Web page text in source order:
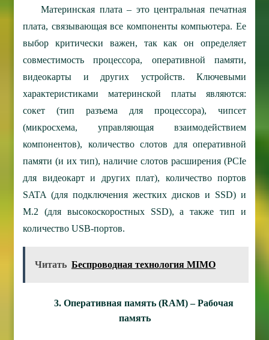
Материнская плата – это центральная печатная
плата, связывающая все компоненты компьютера. Ее
выбор критически важен, так как он определяет
совместимость процессора, оперативной памяти,
видеокарты и других устройств. Ключевыми
характеристиками материнской платы являются:
сокет (тип разъема для процессора), чипсет
(микросхема, управляющая взаимодействием
компонентов), количество слотов для оперативной
памяти (и их тип), наличие слотов расширения (PCIe
для видеокарт и других плат), количество портов
SATA (для подключения жестких дисков и SSD) и
M.2 (для высокоскоростных SSD), а также тип и
количество USB-портов.
Читать Беспроводная технология MIMO
3. Оперативная память (RAM) – Рабочая
память